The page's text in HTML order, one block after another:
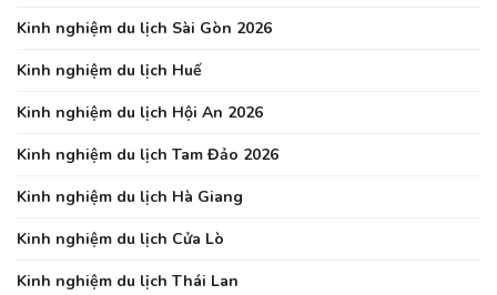
Kinh nghiệm du lịch Sài Gòn 2026
Kinh nghiệm du lịch Huế
Kinh nghiệm du lịch Hội An 2026
Kinh nghiệm du lịch Tam Đảo 2026
Kinh nghiệm du lịch Hà Giang
Kinh nghiệm du lịch Cửa Lò
Kinh nghiệm du lịch Thái Lan